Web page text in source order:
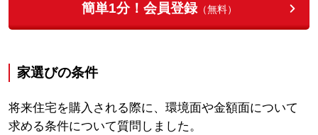
簡単1分！会員登録（無料）
家選びの条件
将来住宅を購入される際に、環境面や金額面について
求める条件について質問しました。